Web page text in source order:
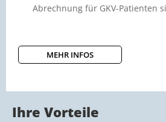
Abrechnung für GKV-Patienten
MEHR INFOS
Ihre Vorteile